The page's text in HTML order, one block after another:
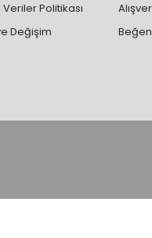
Veriler Politikası
Değişim